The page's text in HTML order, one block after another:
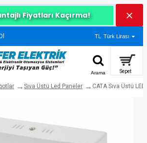
Fiyatları Kaçırma!
TL Türk Lirası
Sıva Üstü Led Paneler CATA Sıva Üstü